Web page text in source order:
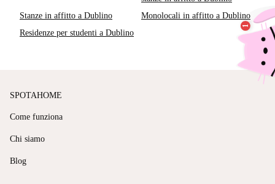
Stanze in affitto a Dublino
Monolocali in affitto a Dublino
Residenze per studenti a Dublino
SPOTAHOME
Come funziona
Chi siamo
Blog